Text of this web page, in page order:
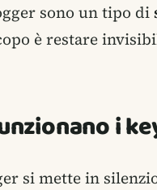
sono un tipo di
è restare
i
si mette in